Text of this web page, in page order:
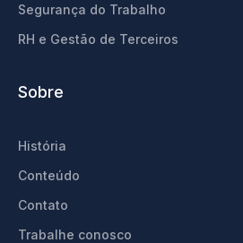
Segurança do Trabalho
RH e Gestão de Terceiros
Sobre
História
Conteúdo
Contato
Trabalhe conosco